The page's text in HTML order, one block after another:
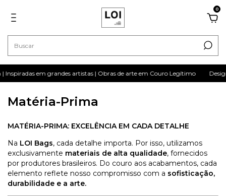
0
em grandes artistas | Obras de arte em Couro Legítimo
Matéria-Prima
MATÉRIA-PRIMA: EXCELÊNCIA EM CADA DETALHE
Na LOI Bags, cada detalhe importa. Por isso, utilizamos
exclusivamente materiais de alta qualidade, fornecidos
por produtores brasileiros. Do couro aos acabamentos, cada
elemento reflete nosso compromisso com a sofisticação,
durabilidade e a arte.